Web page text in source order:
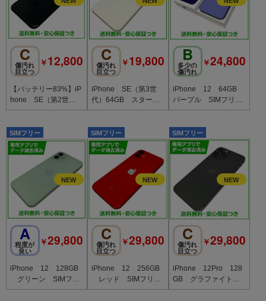
C
傷汚れ
目立つ
￥12,800
【バッテリー83%】iP
hone SE（第2世
代）64GB ブラッ
C
傷汚れ
目立つ
￥19,800
iPhone SE（第3世
代）64GB スターラ
イト SIMフリー au
B
多少の
傷汚れ
￥24,800
iPhone 12 64GB
パープル SIMフリ
ー au版
SIMフリー
A
程度が
良い
￥29,800
iPhone 12 128GB
グリーン SIMフリ
ー au版
SIMフリー
C
傷汚れ
目立つ
￥29,800
iPhone 12 256GB
レッド SIMフリ
ー ソフトバンク版
SIMフリー
C
傷汚れ
目立つ
￥29,800
iPhone 12Pro 128
GB グラファイト S
IMフリー au版